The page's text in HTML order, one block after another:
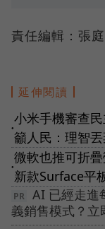
責任編輯：張
延伸閱讀
●
小米手機審查
籲人民：理智
●
微軟也推可折
新款Surface平
AI 已經走進
義銷售模式？